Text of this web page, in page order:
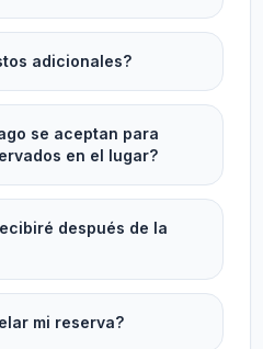
adicionales?
se aceptan para
en el lugar?
después de la
mi reserva?